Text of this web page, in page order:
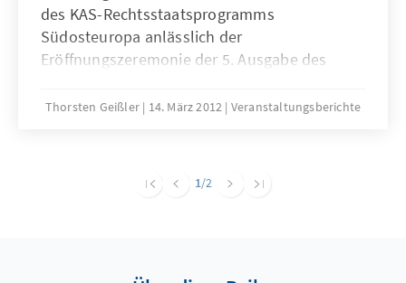
des KAS-Rechtsstaatsprogramms
Südosteuropa anlässlich der
Eröffnungszeremonie der 5. Ausgabe des
One World Romania 2012.
Thorsten Geißler 14. März 2012 Veranstaltungsberichte
1/2